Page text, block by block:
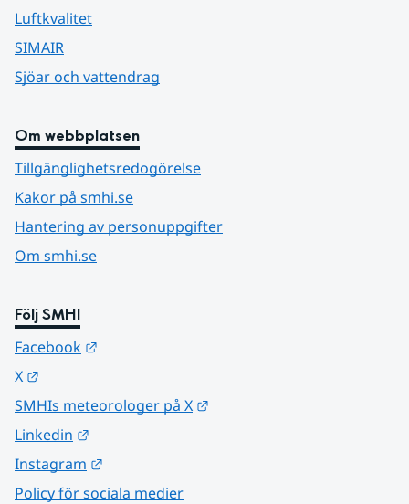
Luftkvalitet
SIMAIR
Sjöar och vattendrag
Om webbplatsen
Tillgänglighetsredogörelse
Kakor på smhi.se
Hantering av personuppgifter
Om smhi.se
Följ SMHI
Facebook
X
SMHIs meteorologer på X
Linkedin
Instagram
Policy för sociala medier